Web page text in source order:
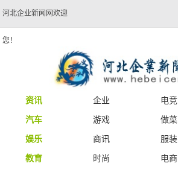
河北企业新闻网欢迎
您！
资讯 企业 电竞
汽车
游戏 做菜
娱乐
商讯 服装
教育
时尚 电商